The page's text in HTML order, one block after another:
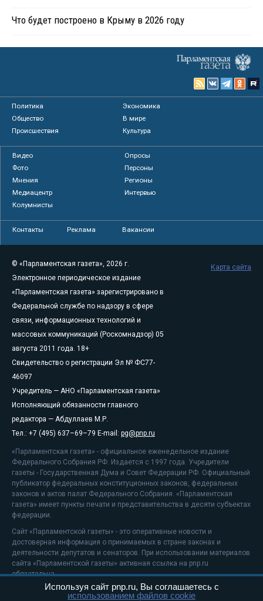
Что будет построено в Крыму в 2026 году
Политика
Экономика
Общество
В мире
Происшествия
Культура
Видео
Опросы
Фото
Персоны
Мнения
Регионы
Медиацентр
Интервью
Колумнисты
Контакты Реклама Вакансии
© «Парламентская газета», 2026 г.
Электронное периодическое издание
«Парламентская газета» зарегистрировано в
Федеральной службе по надзору в сфере
связи, информационных технологий и
массовых коммуникаций (Роскомнадзор) 05
августа 2011 года. 18+
Свидетельство о регистрации Эл № ФС77-
46097
Учредитель — АНО «Парламентская газета»
Исполняющий обязанности главного
редактора — Абдуллаев М.Р.
Тел.: +7 (495) 637–69–79 E-mail: pg@pnp.ru
«Парламентская газета» - официальное еженедельное издание
Федерального Собрания РФ. Издается с 1997 года. Учредители
газеты - Государственная Дума и Совет Федерации РФ. Официальный
публикатор федеральных конституционных законов, федеральных
законов и актов палат Федерального Собрания. «Парламентская
газета» имеет пункты печати и представительства в десяти субъектах
федерации.
Сайт «Парламентской газеты» - это оперативные новости и
достоверная информация о принимаемых в стране законах и
деятельности депутатов и сенаторов. При использовании материалов
сайта «Парламентской газеты» активная ссылка на pnp.ru
обязательна.
На информационном ресурсе применяютсярекомендательные
Карта сайта
Используя сайт pnp.ru, Вы соглашаетесь с
использованием файлов cookie